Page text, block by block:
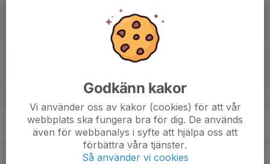
Match mot Viggbyholms IK FF Röd
18:00
19:15
Träning FA 2013
Skarpängs konstgräs Halvplan
Träning FA 2013
Godkänn kakor
Vi använder oss av kakor (cookies) för att vår
webbplats ska fungera bra för dig. De används
även för webbanalys i syfte att hjälpa oss att
förbättra våra tjänster.
Så använder vi cookies